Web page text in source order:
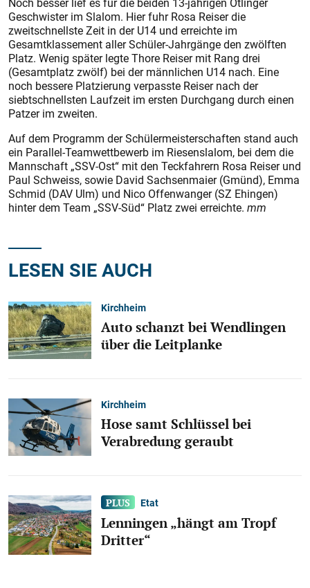
Geschwister im Slalom. Hier fuhr Rosa Reiser die
zweitschnellste Zeit in der U14 und erreichte im
Gesamtklassement aller Schüler-Jahrgänge den zwölften
Platz. Wenig später legte Thore Reiser mit Rang drei
(Gesamtplatz zwölf) bei der männlichen U14 nach. Eine
noch bessere Platzierung verpasste Reiser nach der
siebtschnellsten Laufzeit im ersten Durchgang durch einen
Patzer im zweiten.
Auf dem Programm der Schülermeisterschaften stand auch
ein Parallel-Teamwettbewerb im Riesenslalom, bei dem die
Mannschaft „SSV-Ost“ mit den Teckfahrern Rosa Reiser und
Paul Schweiss, sowie David Sachsenmaier (Gmünd), Emma
Schmid (DAV Ulm) und Nico Offenwanger (SZ Ehingen)
hinter dem Team „SSV-Süd“ Platz zwei erreichte. mm
LESEN SIE AUCH
Kirchheim
Auto schanzt bei Wendlingen
über die Leitplanke
Kirchheim
Hose samt Schlüssel bei
Verabredung geraubt
Etat
Lenningen „hängt am Tropf
Dritter“